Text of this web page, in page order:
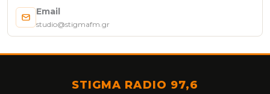
Email
studio@stigmafm.gr
STIGMA RADIO 97,6